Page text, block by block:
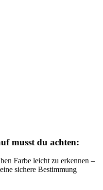
musst du achten:
Farbe leicht zu erkennen –
sichere Bestimmung